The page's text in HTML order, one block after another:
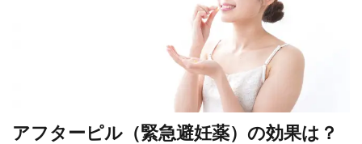
アフターピル（緊急避妊薬）の効果は？